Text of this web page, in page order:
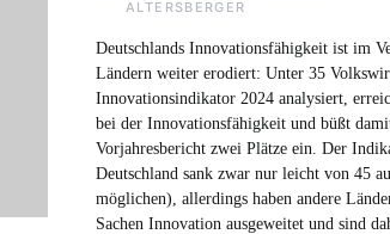
Deutschlands Innovationsfähigkeit ist im
Ländern weiter erodiert: Unter 35
Innovationsindikator 2024 analysiert,
bei der Innovationsfähigkeit und büßt
Vorjahresbericht zwei Plätze ein. Der
Deutschland sank zwar nur leicht von 45
möglichen), allerdings haben andere
Sachen Innovation ausgeweitet und sind